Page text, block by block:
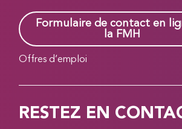
Formulaire de contact en
la FMH
Offres d’emploi
RESTEZ EN